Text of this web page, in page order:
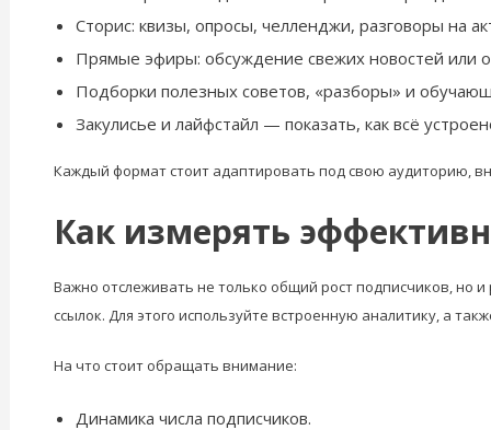
Сторис: квизы, опросы, челленджи, разговоры на
Прямые эфиры: обсуждение свежих новостей или
Подборки полезных советов, «разборы» и
Закулисье и лайфстайл — показать, как всё
Каждый формат стоит адаптировать под свою аудиторию,
Как измерять
Важно отслеживать не только общий рост подписчиков, но
ссылок. Для этого используйте встроенную аналитику, а
На что стоит обращать внимание:
Динамика числа подписчиков.